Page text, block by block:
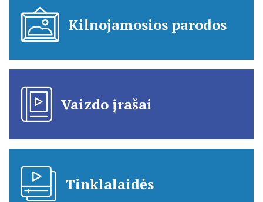
Kilnojamosios parodos
Vaizdo įrašai
Tinklalaidės